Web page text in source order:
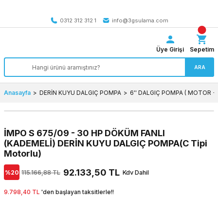
0312 312 312 1
info@3gsulama.com
ARA
Üye Girişi Sepetim
Anasayfa DERİN KUYU DALGIÇ POMPA 6'' DALGIÇ POMPA ( MOTOR +
İMPO S 675/09 - 30 HP DÖKÜM FANLI
(KADEMELİ) DERİN KUYU DALGIÇ POMPA(C Tipi
Motorlu)
%20 115.166,88 TL 92.133,50 TL Kdv Dahil
9.798,40 TL 'den başlayan taksitlerle!!